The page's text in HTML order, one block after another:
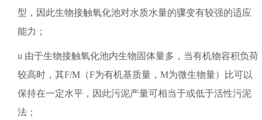
型，因此生物接触氧化池对水质水量的骤变有较强的适应
能力；
u 由于生物接触氧化池内生物固体量多，当有机物容积负荷
较高时，其F/M（F为有机基质量， M为微生物量）比可以
保持在一定水平，因此污泥产量可相当于或低于活性污泥
法；